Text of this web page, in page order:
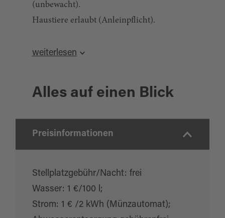
(unbewacht).
Haustiere erlaubt (Anleinpflicht).
Quelle:destination.one
weiterlesen
Alles auf einen Blick
Preisinformationen
Stellplatzgebühr/Nacht: frei
Wasser: 1 €/100 l;
Strom: 1 € /2 kWh (Münzautomat);